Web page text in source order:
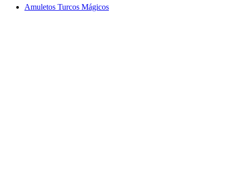
Amuletos Turcos Mágicos